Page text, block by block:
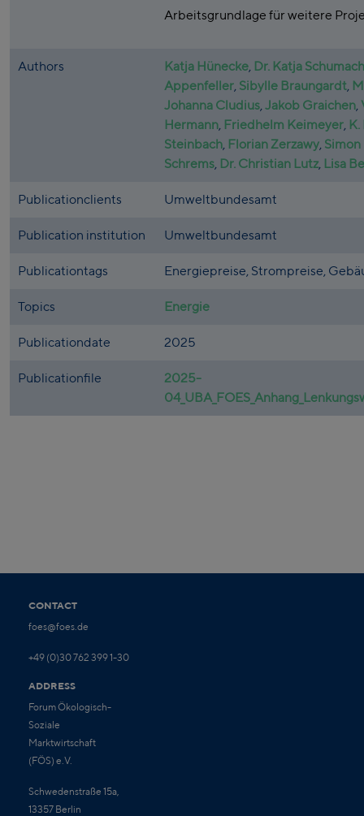
Arbeitsgrundlage für weitere
Authors Katja Hünecke, Dr. Katja
Appenfeller, Sibylle Braungardt,
Johanna Cludius,Jakob Graichen,
Hermann, Friedhelm Keimeyer,
Steinbach, Florian Zerzawy,
Schrems, Dr. Christian Lutz, Lisa
Publicationclients Umweltbundesamt
Publication institution Umweltbundesamt
Publicationtags Energiepreise, Strompreise,
Topics Energie
Publicationdate 2025
Publicationfile
2025-
CONTACT
foes@foes.de
+49 (0)30 762 399 1-30
ADDRESS
Forum Ökologisch-
Soziale
Marktwirtschaft
(FÖS) e.V.
Schwedenstraße 15a,
13357 Berlin